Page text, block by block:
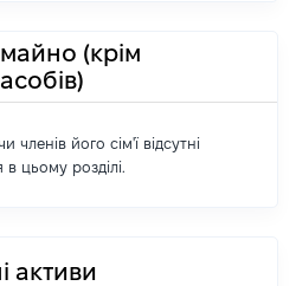
(крім
членів його сім'ї відсутні
цьому розділі.
активи